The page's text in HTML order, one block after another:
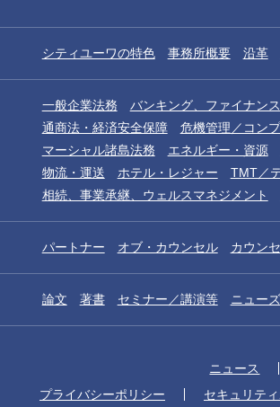
シティユーワの特色 事務所概要 沿革
一般企業法務 バンキング、ファイナン
通商法・経済安全保障
危機管理／コン
マーシャル諸島法務
エネルギー・資源
物流・運送
ホテル・レジャー TMT／
相続、事業承継、ウェルスマネジメント
パートナー オブ・カウンセル カウン
論文 著書 セミナー／講演等 ニュー
ニュース
プライバシーポリシー
セキュリテ